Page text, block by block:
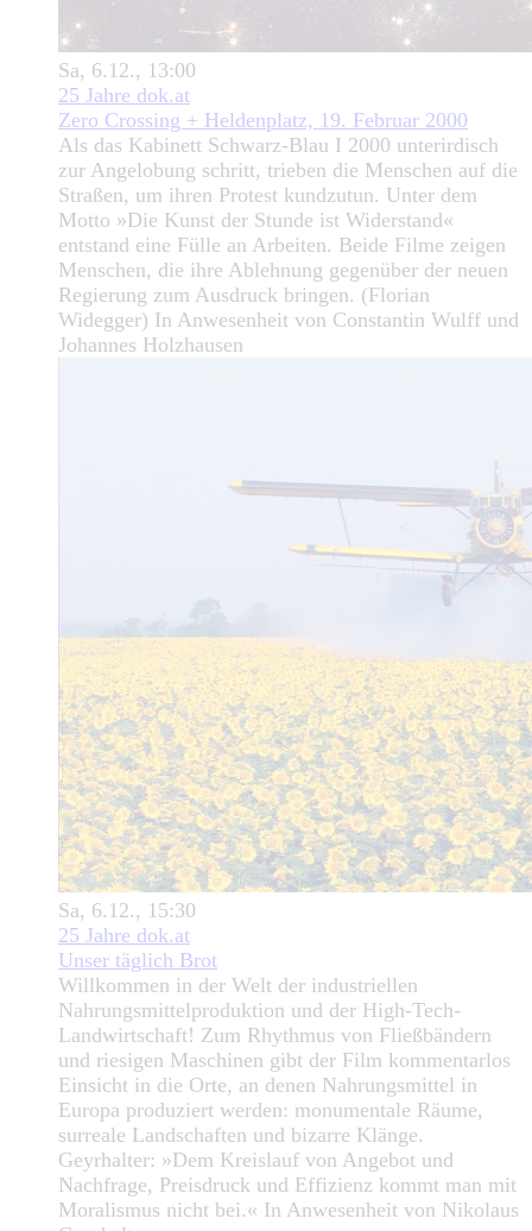
Sa, 6.12., 13:00
25 Jahre dok.at
Zero Crossing + Heldenplatz, 19. Februar 2000
Als das Kabinett Schwarz-Blau I 2000 unterirdisch
zur Angelobung schritt, trieben die Menschen auf die
Straßen, um ihren Protest kundzutun. Unter dem
Motto »Die Kunst der Stunde ist Widerstand«
entstand eine Fülle an Arbeiten. Beide Filme zeigen
Menschen, die ihre Ablehnung gegenüber der neuen
Regierung zum Ausdruck bringen. (Florian
Widegger) In Anwesenheit von Constantin Wulff und
Johannes Holzhausen
Sa, 6.12., 15:30
25 Jahre dok.at
Unser täglich Brot
Willkommen in der Welt der industriellen
Nahrungsmittelproduktion und der High-Tech-
Landwirtschaft! Zum Rhythmus von Fließbändern
und riesigen Maschinen gibt der Film kommentarlos
Einsicht in die Orte, an denen Nahrungsmittel in
Europa produziert werden: monumentale Räume,
surreale Landschaften und bizarre Klänge.
Geyrhalter: »Dem Kreislauf von Angebot und
Nachfrage, Preisdruck und Effizienz kommt man mit
Moralismus nicht bei.« In Anwesenheit von Nikolaus